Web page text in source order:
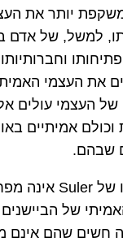
יותר את
למשל, של אדם
את העצמי
של העצמי עולים
וכולם אמיתיים
שבהם.
של Suler אינה
של
חשים שהם אינם